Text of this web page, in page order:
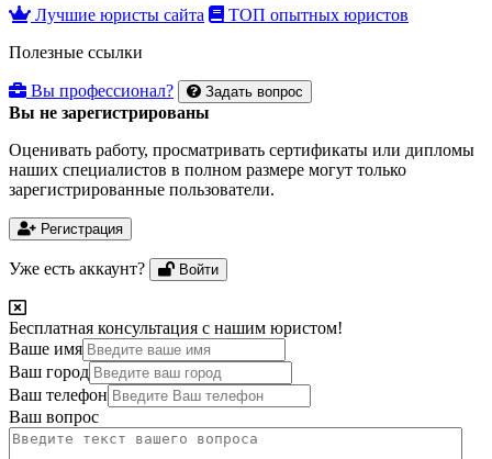
Лучшие юристы сайта
ТОП опытных юристов
Полезные ссылки
Вы профессионал? Задать вопрос
Вы не зарегистрированы
Оценивать работу, просматривать сертификаты или дипломы
наших специалистов в полном размере могут только
зарегистрированные пользователи.
Регистрация
Уже есть аккаунт? Войти
Бесплатная консультация с нашим юристом!
Ваше имя
Ваш город
Ваш телефон
Ваш вопрос